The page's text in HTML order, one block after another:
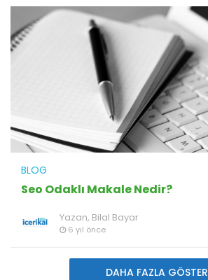
BLOG
Seo Odaklı Makale Nedir?
Yazan, Bilal Bayar
6 yıl önce
DAHA FAZLA GÖSTER